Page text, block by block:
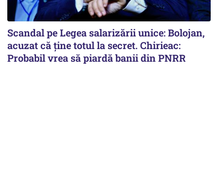
Scandal pe Legea salarizării unice: Bolojan,
acuzat că ține totul la secret. Chirieac:
Probabil vrea să piardă banii din PNRR